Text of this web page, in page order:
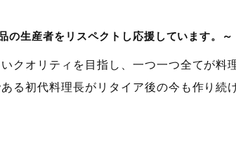
の生産者をリスペクトし応援しています。～
クオリティを目指し、一つ一つ全てが料
る初代料理長がリタイア後の今も作り続